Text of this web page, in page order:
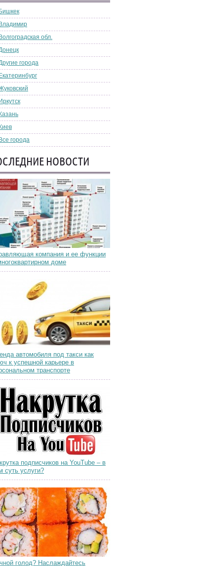
Бишкек
Владимир
Волгоградская обл.
города
Екатеринбург
Иркутск
Казань
Киев
Все города
НОВОСТИ
компания и ее функции
доме
автомобиля под такси как
к успешной карьере в
транспорте
подписчиков на YouTube – в
суть услуги?
голод? Наслаждайтесь